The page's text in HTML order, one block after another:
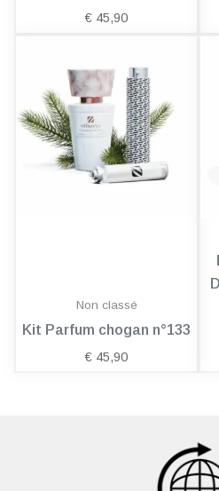
€ 45,90
Non classé
Kit Parfum chogan n°133
€ 45,90